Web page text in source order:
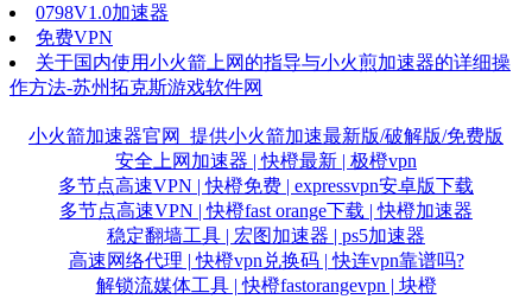
0798V1.0加速器
免费VPN
关于国内使用小火箭上网的指导与小火煎加速器的详细操
作方法-苏州拓克斯游戏软件网
小火箭加速器官网_提供小火箭加速最新版/破解版/免费版
安全上网加速器 | 快橙最新 | 极橙vpn
多节点高速VPN | 快橙免费 | expressvpn安卓版下载
多节点高速VPN | 快橙fast orange下载 | 快橙加速器
稳定翻墙工具 | 宏图加速器 | ps5加速器
高速网络代理 | 快橙vpn兑换码 | 快连vpn靠谱吗?
解锁流媒体工具 | 快橙fastorangevpn | 块橙